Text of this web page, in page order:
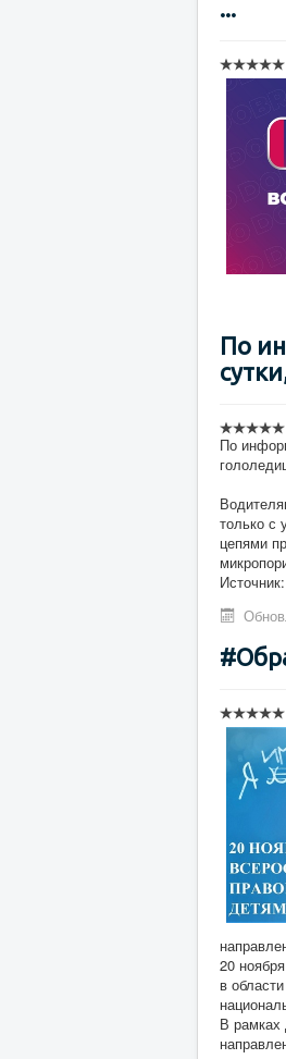
...
По
По
только с
цепями
Источник:
20
в
В рамках